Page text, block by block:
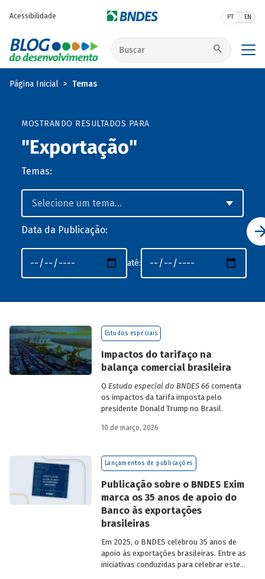
Acessibilidade PT EN
Buscar no site
Página Inicial Temas
MOSTRANDO RESULTADOS PARA
"Exportação"
Temas:
Data da Publicação:
até:
Estudos especiais
Impactos do tarifaço na
balança comercial brasileira
O Estudo especial do BNDES 66comenta
os impactos da tarifa imposta pelo
presidente Donald Trump no Brasil.
10 de março, 2026
Lançamentos de publicações
Publicação sobre o BNDES Exim
marca os 35 anos de apoio do
Banco às exportações
brasileiras
Em 2025, o BNDES celebrou 35 anos de
apoio às exportações brasileiras. Entre as
iniciativas conduzidas para celebrar este